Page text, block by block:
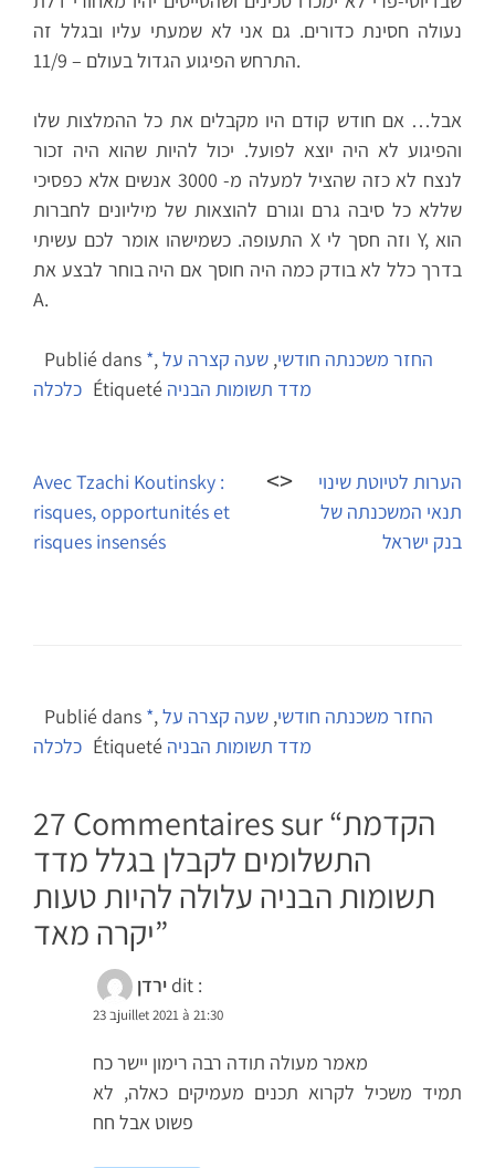
נעולה חסינת כדורים. גם אני לא שמעתי עליו ובגלל זה
התרחש הפיגוע הגדול בעולם – 11/9.
אבל… אם חודש קודם היו מקבלים את כל ההמלצות שלו
והפיגוע לא היה יוצא לפועל. יכול להיות שהוא היה זכור
לנצח לא כזה שהציל למעלה מ- 3000 אנשים אלא כפסיכי
שללא כל סיבה גרם וגורם להוצאות של מיליונים לחברות
התעופה. כשמישהו אומר לכם עשיתי X וזה חסך לי Y, הוא
בדרך כלל לא בודק כמה היה חוסך אם היה בוחר לבצע את
A.
Publié dans *, החזר משכנתה חודשי, שעה קצרה על
כלכלה Étiqueté מדד תשומות הבניה
de
l’article
Avec Tzachi Koutinsky :
risques, opportunités et
risques insensés
הערות לטיוטת שינוי
תנאי המשכנתה של
בנק ישראל
Publié dans *, החזר משכנתה חודשי, שעה קצרה על
כלכלה Étiqueté מדד תשומות הבניה
27 Commentaires sur “הקדמת
התשלומים לקבלן בגלל מדד
תשומות הבניה עלולה להיות טעות
יקרה מאד”
ירדן dit :
23 בjuillet 2021 à 21:30
מאמר מעולה תודה רבה רימון יישר כח
תמיד משכיל לקרוא תכנים מעמיקים כאלה, לא
פשוט אבל חח